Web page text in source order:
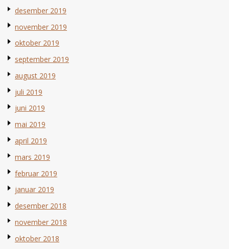
desember 2019
november 2019
oktober 2019
september 2019
august 2019
juli 2019
juni 2019
mai 2019
april 2019
mars 2019
februar 2019
januar 2019
desember 2018
november 2018
oktober 2018